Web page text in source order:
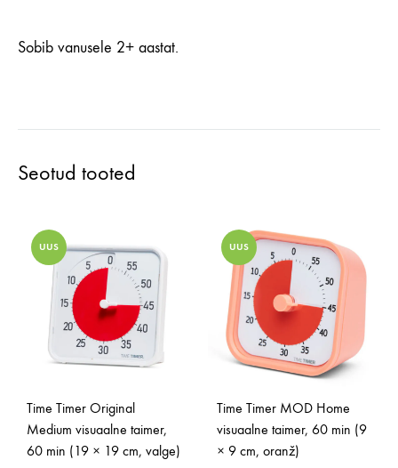
Sobib vanusele 2+ aastat.
Seotud tooted
UUS
Time Timer Original
Medium visuaalne taimer,
60 min (19 × 19 cm, valge)
UUS
Time Timer MOD Home
visuaalne taimer, 60 min (9
× 9 cm, oranž)